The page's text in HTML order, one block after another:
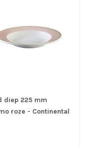
diep 225 mm
roze - Continental